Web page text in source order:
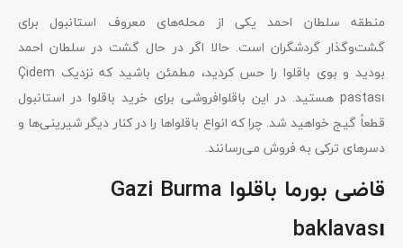
منطقه سلطان احمد یکی از محله‌های معروف استانبول برای
گشت‌وگذار گردشگران است. حالا اگر در حال گشت در سلطان احمد
بودید و بوی باقلوا را حس کردید، مطمئن باشید که نزدیک Çidem
pastası هستید. در این باقلوافروشی برای خرید باقلوا در استانبول
قطعاً گیج خواهید شد. چرا که انواع باقلواها را در کنار دیگر شیرینی‌ها و
دسرهای ترکی به فروش می‌رسانند.
قاضی بورما باقلوا Gazi Burma
baklavası